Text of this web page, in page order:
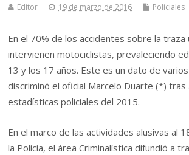
Editor 19 de marzo de 2016 Policiales
En el 70% de los accidentes sobre la traza
intervienen motociclistas, prevaleciendo
13 y los 17 años. Este es un dato de
discriminó el oficial Marcelo Duarte (*) tras
estadísticas policiales del 2015.
En el marco de las actividades alusivas al
la Policía, el área Criminalística difundió a